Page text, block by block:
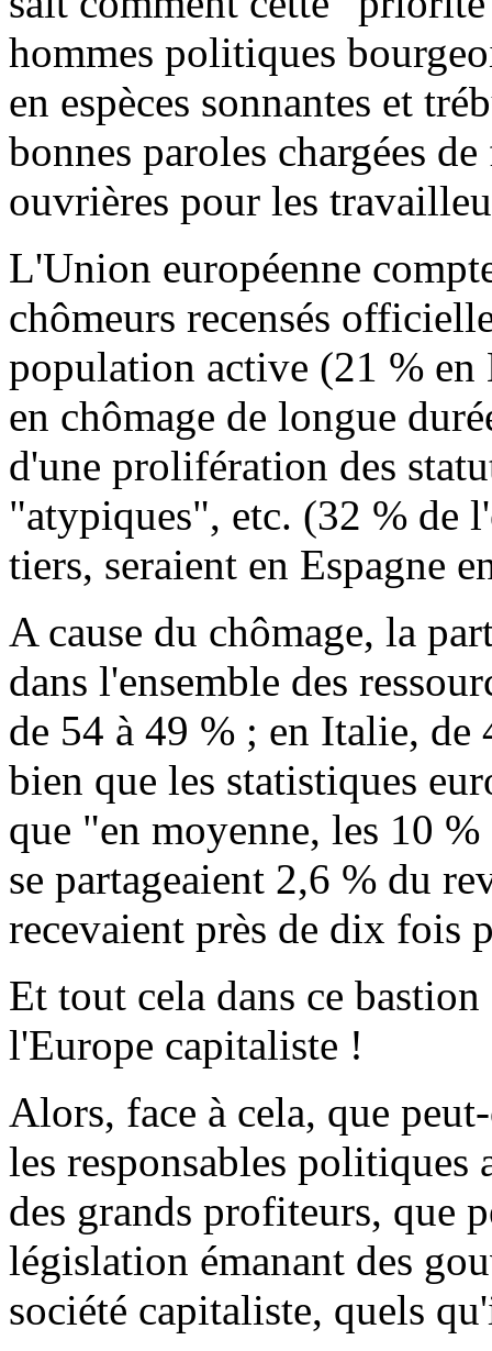
hommes politiques
en espèces sonnantes et
bonnes paroles chargées
ouvrières pour les
L'Union européenne
chômeurs recensés
population active (21 % en
en chômage de longue
d'une prolifération des
"atypiques", etc. (32 % de
tiers, seraient en Espagne
A cause du chômage, la
dans l'ensemble des
de 54 à 49 % ; en Italie,
bien que les statistiques
que "en moyenne, les 10
se partageaient 2,6 % du
recevaient près de dix fois
Et tout cela dans ce
l'Europe capitaliste !
Alors, face à cela, que
les responsables politiques
des grands profiteurs, que
législation émanant des
société capitaliste, quels